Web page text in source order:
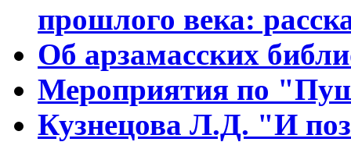
прошлого века:
Об арзамасских
Мероприятия по
Кузнецова Л.Д. "И